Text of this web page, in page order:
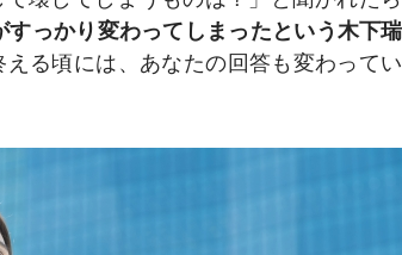
すっかり変わってしまったという木下
える頃には、あなたの回答も変わって